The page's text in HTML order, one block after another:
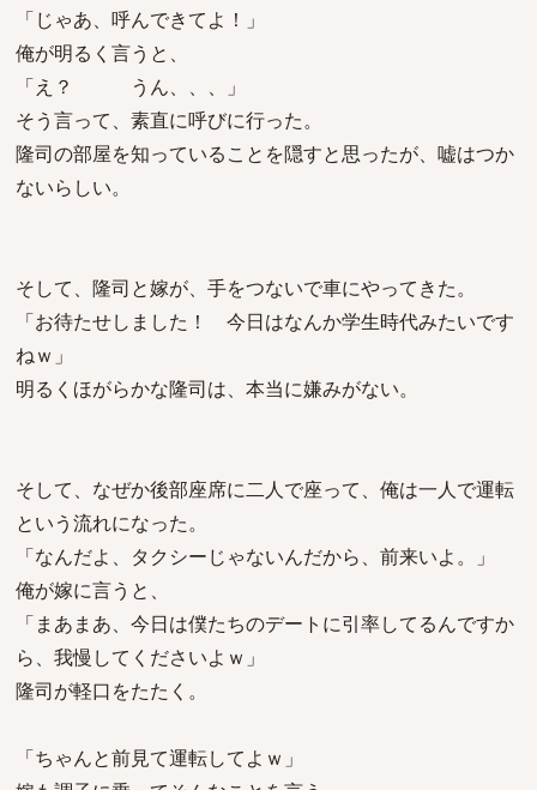
「じゃあ、呼んできてよ！」
俺が明るく言うと、
「え？ うん、、、」
そう言って、素直に呼びに行った。
隆司の部屋を知っていることを隠すと思ったが、嘘はつか
ないらしい。
そして、隆司と嫁が、手をつないで車にやってきた。
「お待たせしました！ 今日はなんか学生時代みたいです
ねｗ」
明るくほがらかな隆司は、本当に嫌みがない。
そして、なぜか後部座席に二人で座って、俺は一人で運転
という流れになった。
「なんだよ、タクシーじゃないんだから、前来いよ。」
俺が嫁に言うと、
「まあまあ、今日は僕たちのデートに引率してるんですか
ら、我慢してくださいよｗ」
隆司が軽口をたたく。
「ちゃんと前見て運転してよｗ」